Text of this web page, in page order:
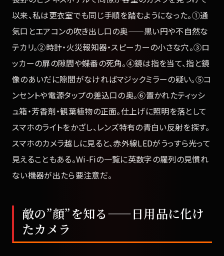
以来、私は更衣室でも同じ手順を踏むようになった。①通
気口とエアコンの吹き出し口の奥——黒い円や不自然な
テカリ。②時計・火災報知器・スピーカーの小さな穴。③ロ
ッカーの扉の隙間や蝶番の死角。④鏡は指を当て、指と鏡
像のあいだに隙間がなければマジックミラーの疑い。⑤コ
ンセントや電源タップの差込口の奥。⑥置かれたティッシ
ュ箱・芳香剤・観葉植物の正面。仕上げに照明を落として
スマホのライトをかざし、レンズ特有の青白い反射を探す。
スマホのカメラ越しに見ると、赤外線LEDがうっすら光って
見えることもある。Wi-Fiの一覧に英数字の羅列の見慣れ
ない機器が出たら要注意だ。
敵の”顔”を知る——日用品に化け
たカメラ